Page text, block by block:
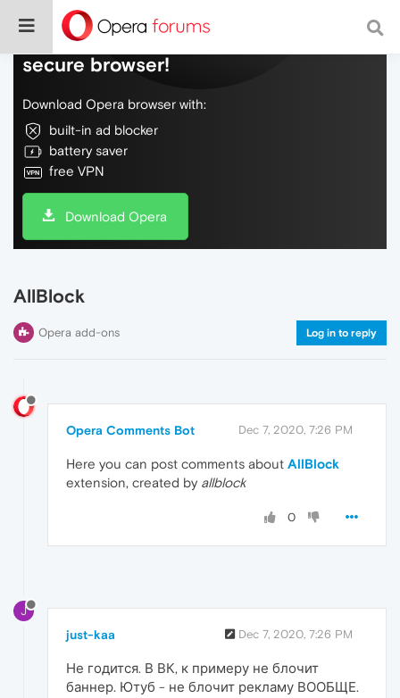
Do more on the web, with a fast and
secure browser!
Download Opera browser with:
built-in ad blocker
battery saver
free VPN
Download Opera
AllBlock
Opera add-ons Log in to reply
Opera Comments Bot Dec 7, 2020, 7:26 PM
Here you can post comments about AllBlock
extension, created by allblock
0
J
just-kaa Dec 7, 2020, 7:26 PM
Не годится. В ВК, к примеру не блочит
баннер. Ютуб - не блочит рекламу ВООБЩЕ.